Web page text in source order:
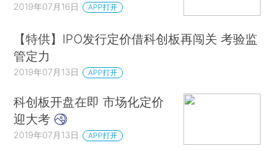
2019年07月16日 APP打开
【特供】IPO发行定价借科创板再闯关 考验监
管定力
2019年07月13日 APP打开
科创板开盘在即 市场化定价
迎大考
2019年07月13日 APP打开